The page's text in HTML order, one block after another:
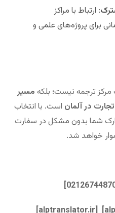
: ارتباط با مراکز
برای پروژه‌های علمی و
مرکز ترجمه نیست؛ بلکه مسیر
در آلمان است. با انتخاب
شما بدون مشکل در سفارت
خواهد شد.